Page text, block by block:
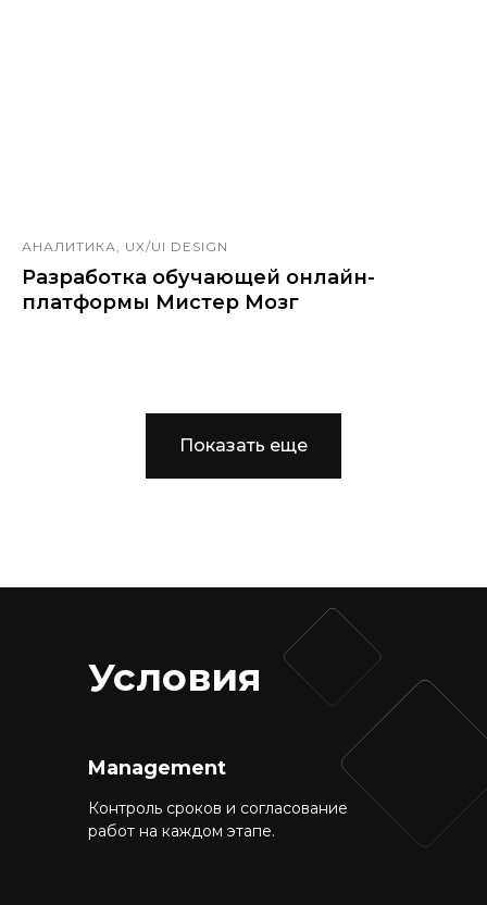
АНАЛИТИКА, UX/UI DESIGN
Разработка обучающей онлайн-
платформы Мистер Мозг
Показать еще
Management
Контроль сроков и согласование
работ на каждом этапе.
Условия